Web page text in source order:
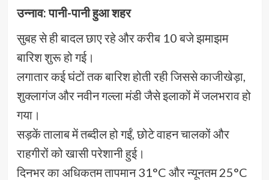
उन्नाव: पानी-पानी हुआ शहर
सुबह से ही बादल छाए रहे और करीब 10 बजे झमाझम
बारिश शुरू हो गई।
लगातार कई घंटों तक बारिश होती रही जिससे काजीखेड़ा,
शुक्लागंज और नवीन गल्ला मंडी जैसे इलाकों में जलभराव हो
गया।
सड़कें तालाब में तब्दील हो गईं, छोटे वाहन चालकों और
राहगीरों को खासी परेशानी हुई।
दिनभर का अधिकतम तापमान 31°C और न्यूनतम 25°C